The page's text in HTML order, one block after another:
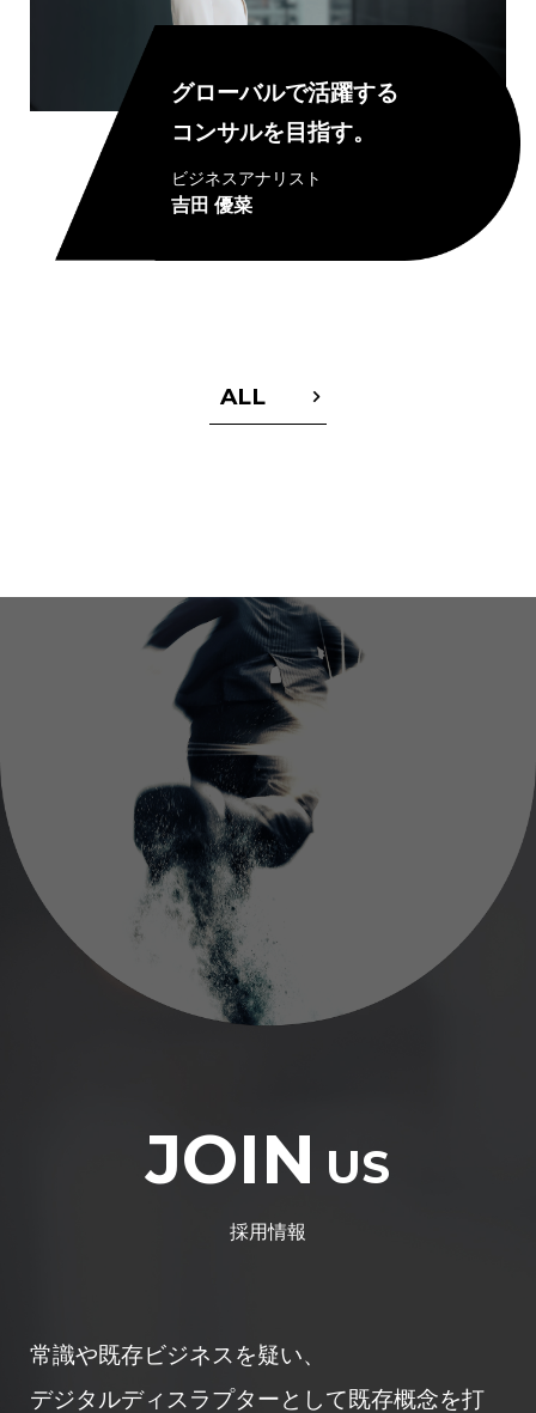
グローバルで活躍する
コンサルを目指す。
ビジネスアナリスト
吉田 優菜
ALL
JOIN US
採用情報
常識や既存ビジネスを疑い、
デジタルディスラプターとして既存概念を打